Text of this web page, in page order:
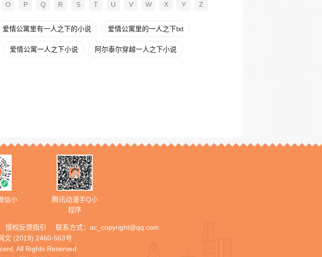
O P Q R S T U V W X Y Z
爱情公寓里有一人之下的小说 爱情公寓里的一人之下txt
爱情公寓一人之下小说 阿尔泰尔穿越一人之下小说
信小
腾讯动漫手Q小
程序
侵权反馈指引 联系方式： ac_copyright@qq.com
文 (2019) 2460-563号
All Rights Reserved